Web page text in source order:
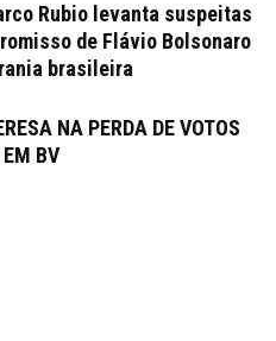
Rubio levanta suspeitas
de Flávio Bolsonaro
brasileira
NA PERDA DE VOTOS
EM BV